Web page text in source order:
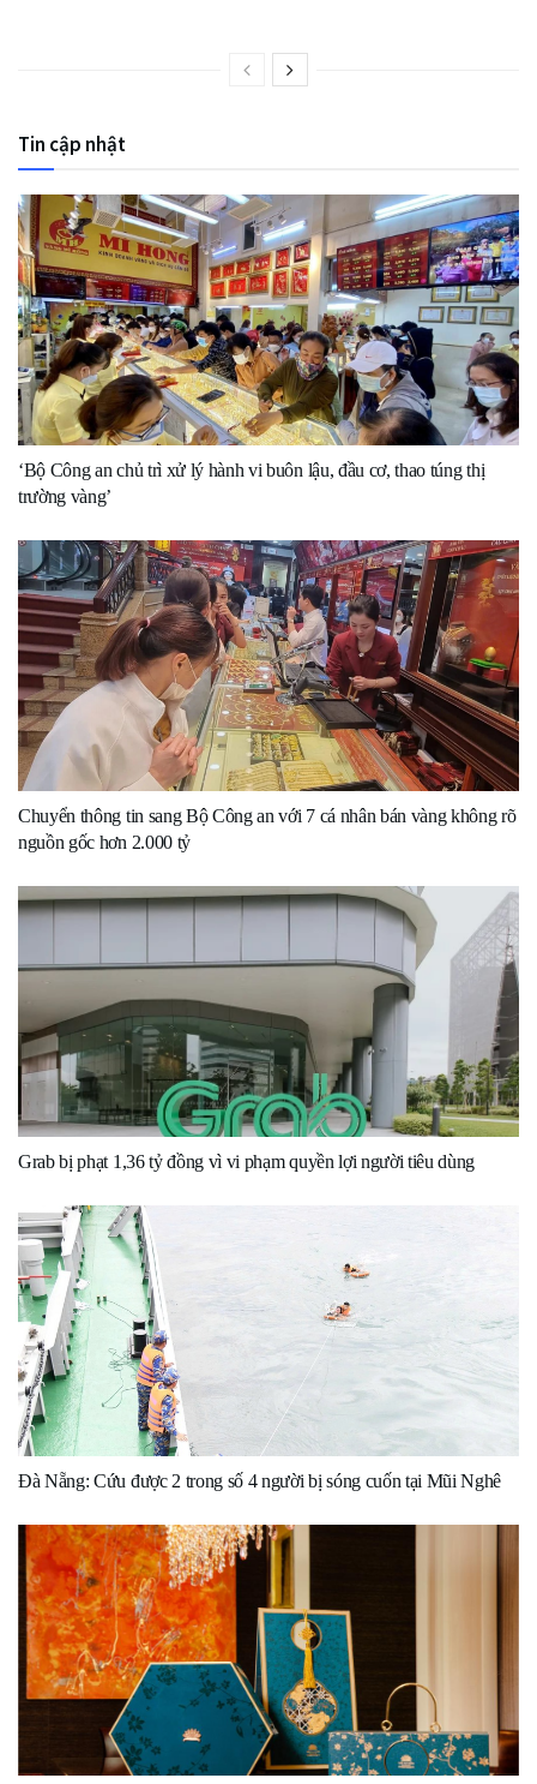
Tin cập nhật
‘Bộ Công an chủ trì xử lý hành vi buôn lậu, đầu cơ, thao túng thị
trường vàng’
Chuyển thông tin sang Bộ Công an với 7 cá nhân bán vàng không rõ
nguồn gốc hơn 2.000 tỷ
Grab bị phạt 1,36 tỷ đồng vì vi phạm quyền lợi người tiêu dùng
Đà Nẵng: Cứu được 2 trong số 4 người bị sóng cuốn tại Mũi Nghê